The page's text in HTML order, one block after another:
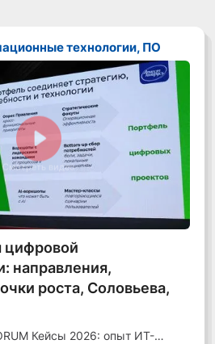
технологии, ПО
Смотреть видео
цифровой
направления,
роста, Соловьева,
Кейсы 2026: опыт ИТ-